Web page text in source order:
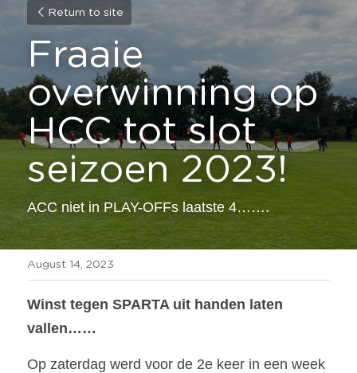
Return to site
Fraaie
overwinning op
HCC tot slot
seizoen 2023!
ACC niet in PLAY-OFFs laatste 4…….
August 14, 2023
Winst tegen SPARTA uit handen laten
vallen……
Op zaterdag werd voor de 2e keer in een week